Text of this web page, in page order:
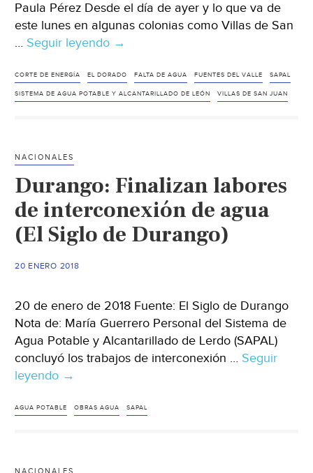
Paula Pérez Desde el día de ayer y lo que va de
este lunes en algunas colonias como Villas de San
… Seguir leyendo Colonias
León
sin
energía
eléctrica
(Milenio)
→
CORTE DE ENERGÍA EL DORADO FALTA DE AGUA FUENTES DEL VALLE SAPAL
SISTEMA DE AGUA POTABLE Y ALCANTARILLADO DE LEÓN VILLAS DE SAN JUAN
NACIONALES
Durango: Finalizan labores
de interconexión de agua
(El Siglo de Durango)
20 ENERO 2018
20 de enero de 2018 Fuente: El Siglo de Durango
Nota de: María Guerrero Personal del Sistema de
Agua Potable y Alcantarillado de Lerdo (SAPAL)
concluyó los trabajos de interconexión … Seguir
leyendo Durango:
labores
→
AGUA POTABLE OBRAS AGUA SAPAL